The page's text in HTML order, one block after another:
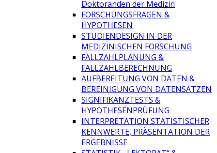
Doktoranden der Medizin
FORSCHUNGSFRAGEN &
HYPOTHESEN
STUDIENDESIGN IN DER
MEDIZINISCHEN FORSCHUNG
FALLZAHLPLANUNG &
FALLZAHLBERECHNUNG
AUFBEREITUNG VON DATEN &
BEREINIGUNG VON DATENSÄTZEN
SIGNIFIKANZTESTS &
HYPOTHESENPRÜFUNG
INTERPRETATION STATISTISCHER
KENNWERTE, PRÄSENTATION DER
ERGEBNISSE